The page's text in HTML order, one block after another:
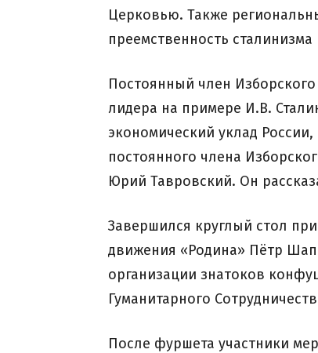
Церковью. Также
преемственность
Постоянный член
лидера на примере И.В.
экономический уклад
постоянного члена
Юрий Тавровский. Он
Завершился круглый стол
движения «Родина» Пётр
организации знатоков
Гуманитарного
После фуршета участники